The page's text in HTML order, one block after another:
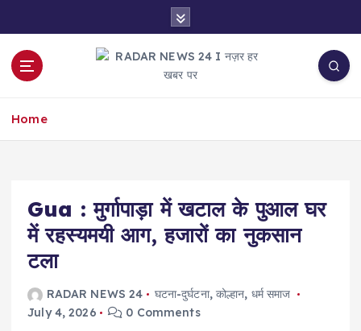
o
Home
Gua : मुर्गापाड़ा में खटाल के पुआल घर
में रहस्यमयी आग, हजारों का नुकसान
टला
RADAR NEWS 24 घटना-दुर्घटना, कोल्हान, धर्म समाज
July 4, 2026
0 Comments